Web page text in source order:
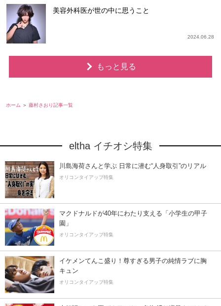
美容外科医が世の中に思うこと
2024.06.28
もっと見る
ホーム 藤村さおり記事一覧
eltha イチオシ特集
川島海荷さんと学ぶ 日常に潜む“人身取引”のリアル
オリコンタイアップ特集
マクドナルドが40年にわたり支える「小学生の甲子
園」
オリコンタイアップ特集
イケメンてんこ盛り！尊すぎる男子の純情ラブに胸
キュン
オリコンタイアップ特集